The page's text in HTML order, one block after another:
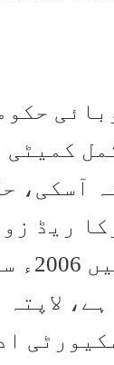
آسکی،
ریڈ